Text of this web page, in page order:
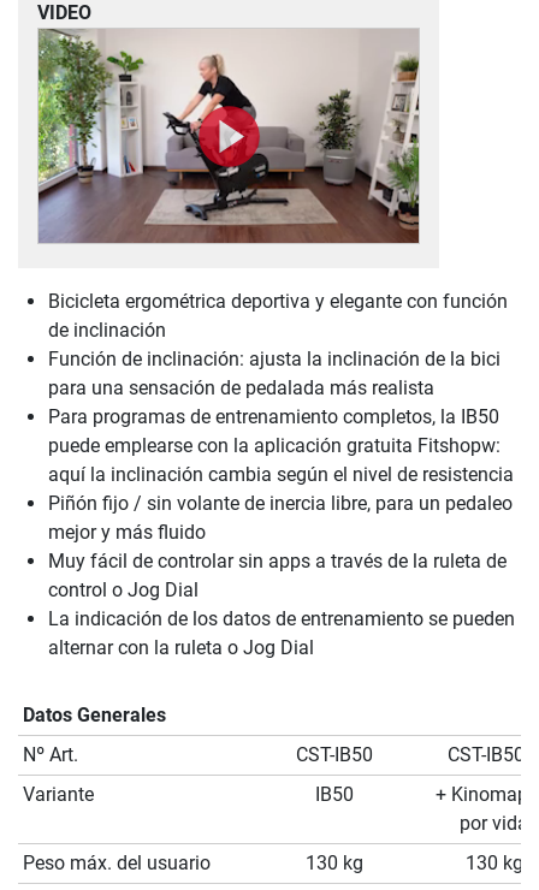
VIDEO
Bicicleta ergométrica deportiva y elegante con función
de inclinación
Función de inclinación: ajusta la inclinación de la bici
para una sensación de pedalada más realista
Para programas de entrenamiento completos, la IB50
puede emplearse con la aplicación gratuita Fitshopw:
aquí la inclinación cambia según el nivel de resistencia
Piñón fijo / sin volante de inercia libre, para un pedaleo
mejor y más fluido
Muy fácil de controlar sin apps a través de la ruleta de
control o Jog Dial
La indicación de los datos de entrenamiento se pueden
alternar con la ruleta o Jog Dial
Datos Generales
Nº Art.
CST-IB50
CST-IB50-
Variante
IB50
+ Kinomap
por vida
Peso máx. del usuario
130 kg
130 kg